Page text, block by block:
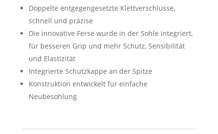
Doppelte entgegengesetzte Klettverschlüsse,
schnell und präzise
Die innovative Ferse wurde in der Sohle integriert,
für besseren Grip und mehr Schutz, Sensibilität
und Elastizität
Integrierte Schutzkappe an der Spitze
Konstruktion entwickelt für einfache
Neubesohlung